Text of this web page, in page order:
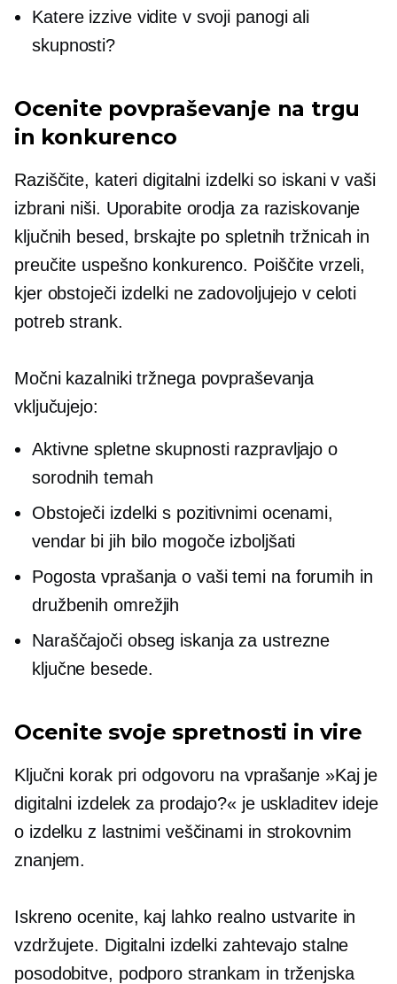
Katere izzive vidite v svoji panogi ali
skupnosti?
Ocenite povpraševanje na trgu
in konkurenco
Raziščite, kateri digitalni izdelki so iskani v vaši
izbrani niši. Uporabite orodja za raziskovanje
ključnih besed, brskajte po spletnih tržnicah in
preučite uspešno konkurenco. Poiščite vrzeli,
kjer obstoječi izdelki ne zadovoljujejo v celoti
potreb strank.
Močni kazalniki tržnega povpraševanja
vključujejo:
Aktivne spletne skupnosti razpravljajo o
sorodnih temah
Obstoječi izdelki s pozitivnimi ocenami,
vendar bi jih bilo mogoče izboljšati
Pogosta vprašanja o vaši temi na forumih in
družbenih omrežjih
Naraščajoči obseg iskanja za ustrezne
ključne besede.
Ocenite svoje spretnosti in vire
Ključni korak pri odgovoru na vprašanje »Kaj je
digitalni izdelek za prodajo?« je uskladitev ideje
o izdelku z lastnimi veščinami in strokovnim
znanjem.
Iskreno ocenite, kaj lahko realno ustvarite in
vzdržujete. Digitalni izdelki zahtevajo stalne
posodobitve, podporo strankam in trženjska